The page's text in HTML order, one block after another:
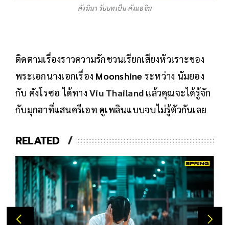
คังมินา รับบทเป็น คังแอจิน
ติดตามเรื่องราวความรักชวนเรียกเสียงหัวเราะของ
พระเอกนางเอกเรื่อง Moonshine ระหว่าง นัมยอง
กับ คังโรซอ ได้ทาง Viu Thailand แล้วคุณจะได้รู้จัก
กับมุกฮาที่แสนครีเอท ดูเพลินแบบจบไม่รู้ตัวกันเลย
RELATED